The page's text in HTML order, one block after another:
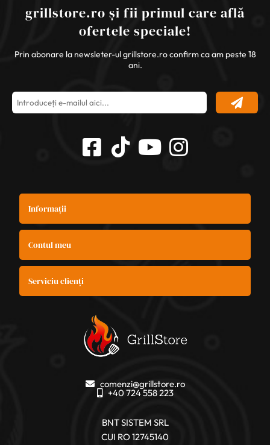
grillstore.ro și fii primul care află
ofertele speciale!
Prin abonare la newsleter-ul grillstore.ro confirm ca am peste 18
ani.
Informații
Contul meu
Serviciu clienți
comenzi@grillstore.ro
+40 724 558 223
BNT SISTEM SRL
CUI RO 12745140